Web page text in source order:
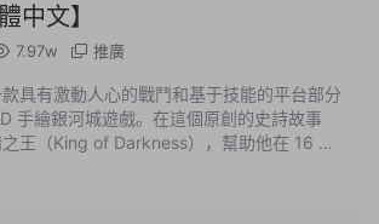
中文】
7.97w 推廣
具有激動人心的戰鬥和基于技能的平台部分
手繪銀河城遊戲。在這個原創的史詩故事
王（King of Darkness），幫助他在 16 個